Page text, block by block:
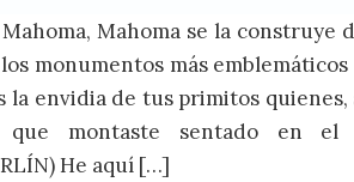
Mahoma se la construye
monumentos más
la envidia de tus primitos
que montaste sentado en el
He aquí […]